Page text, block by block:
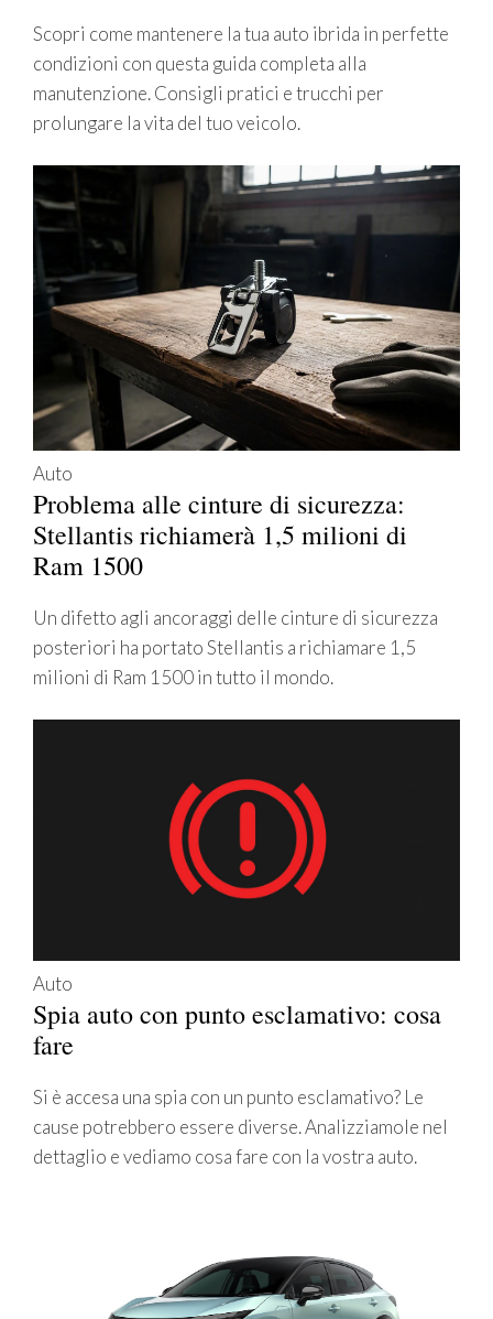
Scopri come mantenere la tua auto ibrida in perfette
condizioni con questa guida completa alla
manutenzione. Consigli pratici e trucchi per
prolungare la vita del tuo veicolo.
Auto
Problema alle cinture di sicurezza:
Stellantis richiamerà 1,5 milioni di
Ram 1500
Un difetto agli ancoraggi delle cinture di sicurezza
posteriori ha portato Stellantis a richiamare 1,5
milioni di Ram 1500 in tutto il mondo.
Auto
Spia auto con punto esclamativo: cosa
fare
Si è accesa una spia con un punto esclamativo? Le
cause potrebbero essere diverse. Analizziamole nel
dettaglio e vediamo cosa fare con la vostra auto.